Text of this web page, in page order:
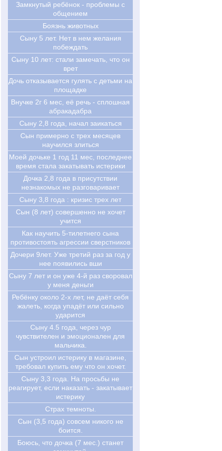
Замкнутый ребёнок - проблемы с
общением
Боязнь животных
Сыну 5 лет. Нет в нем желания
побеждать
Cыну 10 лет: стали замечать, что он
врет
Дочь отказывается гулять с детьми на
площадке
Внучке 2г 6 мес, её речь - сплошная
абракадабра
Сыну 2,8 года, начал заикаться
Сын примерно с трех месяцев
научился злиться
Моей дочьке 1 год 11 мес, последнее
время стала закатывать истерики
Дочка 2,8 года в присутствии
незнакомых не разговаривает
Сыну 3,8 года : кризис трех лет
Cын (8 лет) совершенно не хочет
учится
Как научить 5-тилетнего сына
противостоять агрессии сверстников
Дочери 9лет. Уже третий раз за год у
нее появились вши
Сыну 7 лет и он уже 4-й раз своровал
у меня деньги
Ребёнку около 2-х лет, не даёт себя
жалеть, когда упадёт или сильно
ударится
Сыну 4.5 года, через чур
чувствителен и эмоционален для
мальчика.
Сын устроил истерику в магазине,
требовал купить ему что он хочет.
Сыну 3,3 года. На просьбы не
реагирует, если наказать - закатывает
истерику
Страх темноты.
Сын (3,5 года) совсем никого не
боится.
Боюсь, что дочка (7 мес.) станет